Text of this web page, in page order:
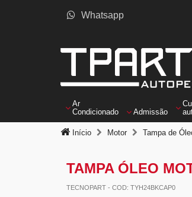
Whatsapp
Ar
Condicionado
Admissão
Início Motor Tampa de
TAMPA ÓLEO
TECNOPART - COD: TYH24BKCAP0